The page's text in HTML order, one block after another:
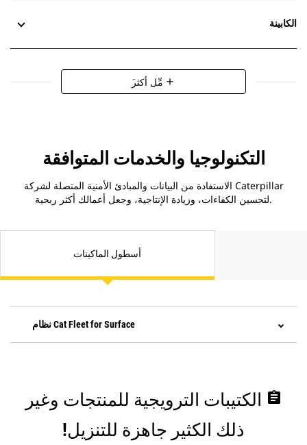
الكابينة
َمِّل أكثر add
التكنولوجيا والخدمات المتوافقة
الاستفادة من البيانات والمبادئ الأمنية المتصلة لشركة Caterpillar
لتحسين الكفاءات، وزيادة الإنتاجية، وجعل أعمالك أكثر ربحية.
أسطول الماكينات
نظام Cat Fleet for Surface
assignment الكتيبات الترويجية للمنتجات وغير
ذلك الكثير جاهزة للتنزيل!